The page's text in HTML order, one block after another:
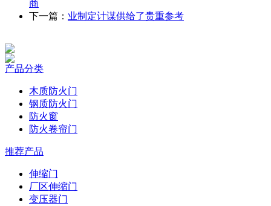
商
下一篇： 业制定计谋供给了贵重参考
产品分类
木质防火门
钢质防火门
防火窗
防火卷帘门
推荐产品
伸缩门
厂区伸缩门
变压器门